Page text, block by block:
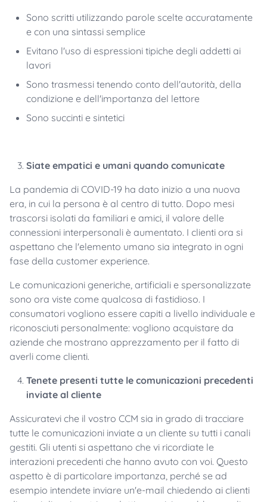
Sono scritti utilizzando parole scelte accuratamente
e con una sintassi semplice
Evitano l'uso di espressioni tipiche degli addetti ai
lavori
Sono trasmessi tenendo conto dell'autorità, della
condizione e dell'importanza del lettore
Sono succinti e sintetici
Siate empatici e umani quando comunicate
La pandemia di COVID-19 ha dato inizio a una nuova
era, in cui la persona è al centro di tutto. Dopo mesi
trascorsi isolati da familiari e amici, il valore delle
connessioni interpersonali è aumentato. I clienti ora si
aspettano che l'elemento umano sia integrato in ogni
fase della customer experience.
Le comunicazioni generiche, artificiali e spersonalizzate
sono ora viste come qualcosa di fastidioso. I
consumatori vogliono essere capiti a livello individuale e
riconosciuti personalmente: vogliono acquistare da
aziende che mostrano apprezzamento per il fatto di
averli come clienti.
Tenete presenti tutte le comunicazioni precedenti
inviate al cliente
Assicuratevi che il vostro CCM sia in grado di tracciare
tutte le comunicazioni inviate a un cliente su tutti i canali
gestiti. Gli utenti si aspettano che vi ricordiate le
interazioni precedenti che hanno avuto con voi. Questo
aspetto è di particolare importanza, perché se ad
esempio intendete inviare un'e-mail chiedendo ai clienti